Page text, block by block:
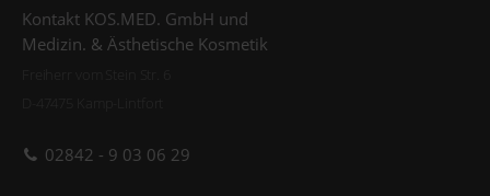
Kontakt KOS.MED. GmbH und
Medizin. & Ästhetische Kosmetik
02842 - 9 03 06 29